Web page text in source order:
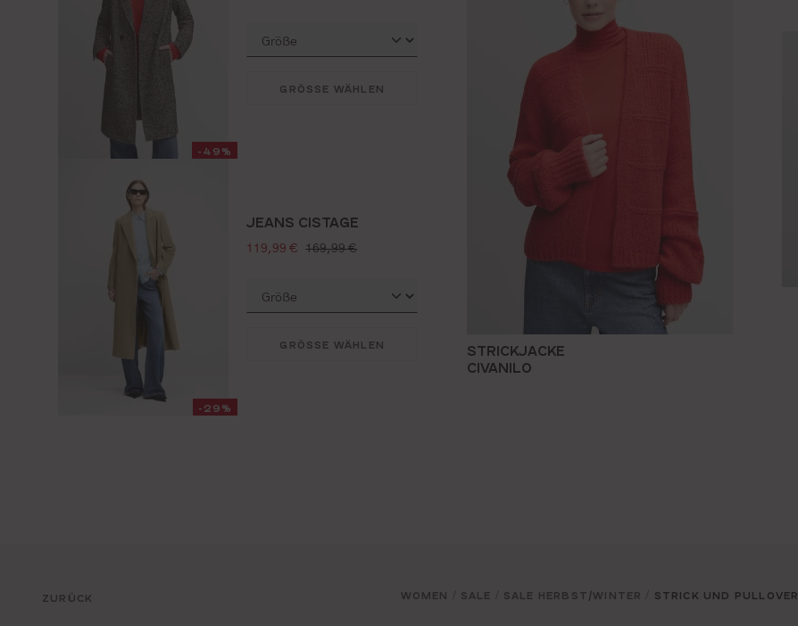
STRICKJACKE
CIVANILO
-49%
GRÖSSE WÄHLEN
-29%
JEANS CISTAGE
verkaufspreis:
119,99 € regulärer preis:
169,99 €
GRÖSSE WÄHLEN
ZURÜCK WOMEN SALE SALE HERBST/WINTER STRICK UND PULLOVER